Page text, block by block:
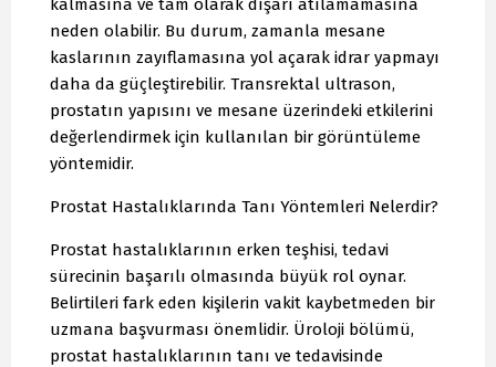
neden olabilir. Bu durum, zamanla mesane
kaslarının zayıflamasına yol açarak idrar yapmayı
daha da güçleştirebilir. Transrektal ultrason,
prostatın yapısını ve mesane üzerindeki etkilerini
değerlendirmek için kullanılan bir görüntüleme
yöntemidir.
Prostat Hastalıklarında Tanı Yöntemleri Nelerdir?
Prostat hastalıklarının erken teşhisi, tedavi
sürecinin başarılı olmasında büyük rol oynar.
Belirtileri fark eden kişilerin vakit kaybetmeden bir
uzmana başvurması önemlidir. Üroloji bölümü,
prostat hastalıklarının tanı ve tedavisinde